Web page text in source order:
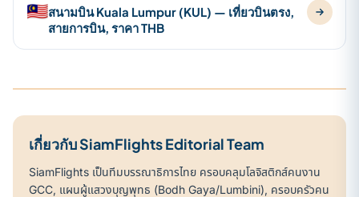
🇲🇾สนามบิน Kuala Lumpur (KUL) — เที่ยวบินตรง,
สายการบิน, ราคา THB
เกี่ยวกับ SiamFlights Editorial Team
SiamFlights เป็นทีมบรรณาธิการไทย ครอบคลุมโลจิสติกส์คนงาน
GCC, แผนผู้แสวงบุญพุทธ (Bodh Gaya/Lumbini), ครอบครัวคน